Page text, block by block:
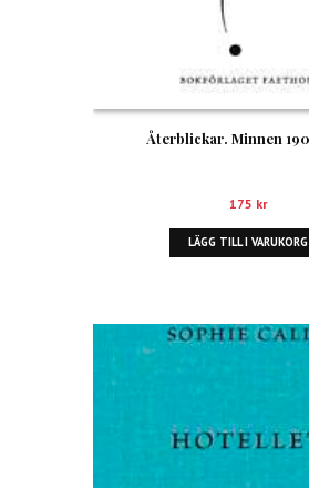
Återblickar. Minnen
175 kr
LÄGG TILL I VARUKORG